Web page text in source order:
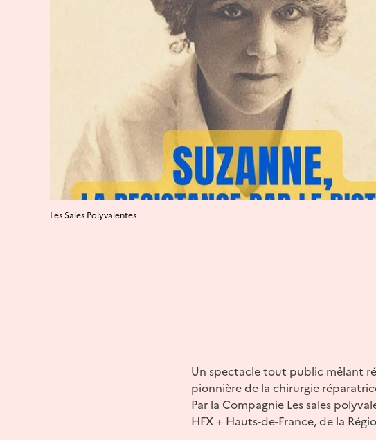
Les Sales Polyvalentes
Un spectacle tout public mêlant
pionnière de la chirurgie
Par la Compagnie Les sales
HFX + Hauts-de-France, de la